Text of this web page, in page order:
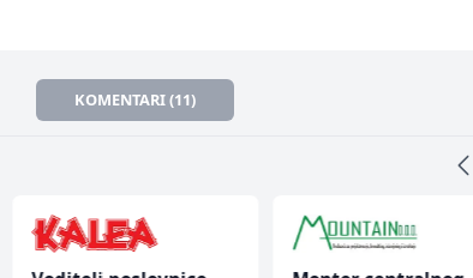
KOMENTARI (11)